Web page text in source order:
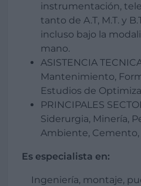
instrumentación,
tanto de A.T, M.T. y
incluso bajo la
mano.
ASISTENCIA
Mantenimiento,
Estudios de
PRINCIPALES
Siderurgia, Minería,
Ambiente,
Es especialista en:
Ingeniería, montaje,